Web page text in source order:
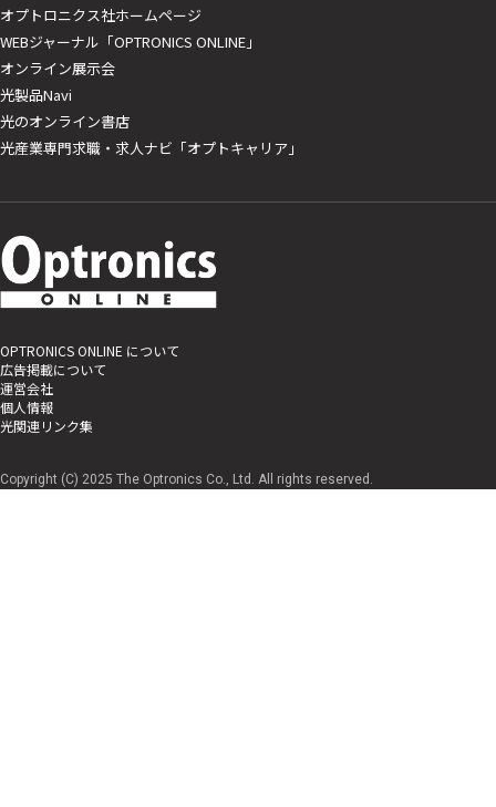
オプトロニクス社ホームページ
WEBジャーナル「OPTRONICS ONLINE」
オンライン展示会
光製品Navi
光のオンライン書店
光産業専門求職・求人ナビ「オプトキャリア」
OPTRONICS ONLINE について
広告掲載について
運営会社
個人情報
光関連リンク集
Copyright (C) 2025 The Optronics Co., Ltd. All rights reserved.